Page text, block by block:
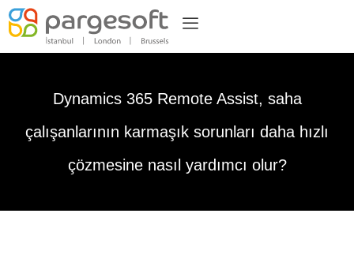
Dynamics 365 Remote Assist, saha
çalışanlarının karmaşık sorunları daha hızlı
çözmesine nasıl yardımcı olur?